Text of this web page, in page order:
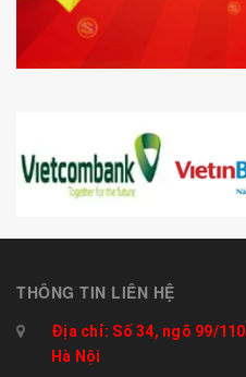
THÔNG TIN LIÊN HỆ
Địa chỉ: Số 34, ngõ 99/
Hà Nội